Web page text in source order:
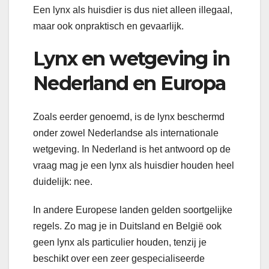
Een lynx als huisdier is dus niet alleen illegaal,
maar ook onpraktisch en gevaarlijk.
Lynx en wetgeving in
Nederland en Europa
Zoals eerder genoemd, is de lynx beschermd
onder zowel Nederlandse als internationale
wetgeving. In Nederland is het antwoord op de
vraag mag je een lynx als huisdier houden heel
duidelijk: nee.
In andere Europese landen gelden soortgelijke
regels. Zo mag je in Duitsland en België ook
geen lynx als particulier houden, tenzij je
beschikt over een zeer gespecialiseerde